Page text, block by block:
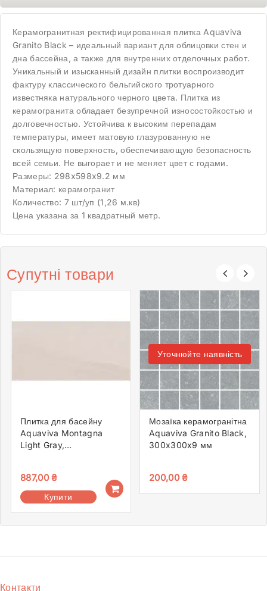
Керамогранитная ректифицированная плитка Aquaviva
Granito Black – идеальный вариант для облицовки стен и
дна бассейна, а также для внутренних отделочных работ.
Уникальный и изысканный дизайн плитки воспроизводит
фактуру классического бельгийского тротуарного
известняка натурального черного цвета. Плитка из
керамогранита обладает безупречной износостойкостью и
долговечностью. Устойчива к высоким перепадам
температуры, имеет матовую глазурованную не
скользящую поверхность, обеспечивающую безопасность
всей семьи. Не выгорает и не меняет цвет с годами.
Размеры: 298x598x9.2 мм
Материал: керамогранит
Количество: 7 шт/уп (1,26 м.кв)
Цена указана за 1 квадратный метр.
Супутні товари
Плитка для басейну
Aquaviva Montagna
Light Gray,
887,00₴
Купити
Уточнюйте наявність
Мозаїка керамогранітна
Aquaviva Granito Black,
300x300x9 мм
200,00₴
Контакти